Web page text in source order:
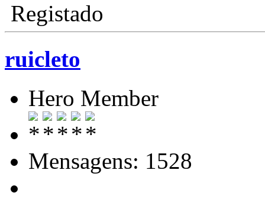
Registado
ruicleto
Hero Member
Mensagens: 1528